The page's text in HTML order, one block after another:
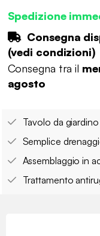
Spedizione
Consegna
(vedi condizioni)
Consegna tra il
agosto
Tavolo da
Semplice
Assemblaggio in
Trattamento